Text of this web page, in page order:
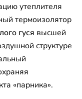
утеплителя
термоизолятор
гуся высшей
структуре
«парника».